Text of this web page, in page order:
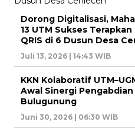
Dorong Digitalisasi,
13 UTM Sukses
QRIS di 6 Dusun Desa
Juli 13, 2026 | 14:43 WIB
KKN Kolaboratif
Awal Sinergi Pengabdian
Bulugunung
Juni 30, 2026 | 06:30 WIB